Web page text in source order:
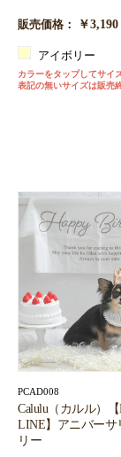
販売価格： ￥3,190
アイボリー
カラーをタップしてサイ
表記の無いサイズは販売
PCAD008
Calulu（カルル）
LINE】アニバーサ
リー